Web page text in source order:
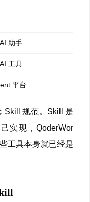
助手
工具
平台
Skill 规范。Skill 是
实现，QoderWor
工具本身就已经是